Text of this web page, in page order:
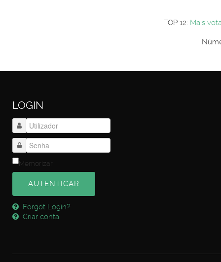
TOP 12: Mais
LOGIN
Memorizar
AUTENTICAR
Forgot Login?
Criar conta